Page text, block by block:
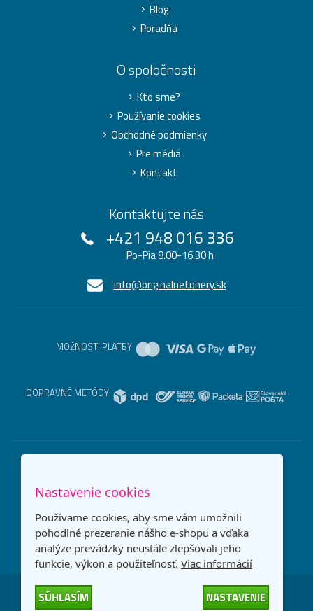
Blog
Poradňa
O spoločnosti
Kto sme?
Používanie cookies
Obchodné podmienky
Pre médiá
Kontakt
Kontaktujte nás
+421 948 016 336
Po-Pia 8.00-16.30 h
info@originalnetonery.sk
MOŽNOSTI PLATBY
DOPRAVNÉ METÓDY
Slovensko
Nastavenie cookies
Používame cookies, aby sme vám umožnili
pohodlné prezeranie nášho e-shopu a vďaka
analýze prevádzky neustále zlepšovali jeho
funkcie, výkon a použiteľnosť. Viac informácií
SÚHLASÍM NASTAVENIE